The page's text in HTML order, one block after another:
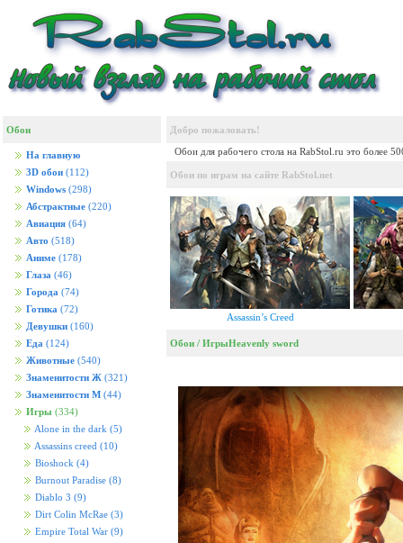
Обои
На главную
3D обои (112)
Windows (298)
Абстрактные (220)
Авиация (64)
Авто (518)
Аниме (178)
Глаза (46)
Города (74)
Готика (72)
Девушки (160)
Еда (124)
Животные (540)
Знаменитости Ж (321)
Знаменитости М (44)
Игры (334)
Alone in the dark (5)
Assassins creed (10)
Bioshock (4)
Burnout Paradise (8)
Diablo 3 (9)
Dirt Colin McRae (3)
Empire Total War (9)
Добро пожаловать!
Обои для рабочего стола на RabStol.ru это более
Обои по играм на сайте RabStol.net
Assassin’s Creed
Обои / ИгрыHeavenly sword